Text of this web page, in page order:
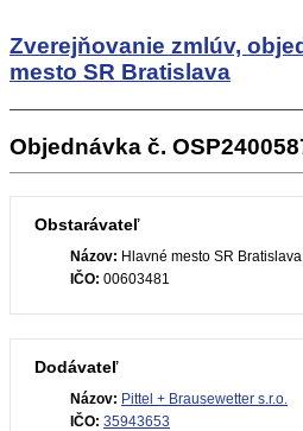
Zverejňovanie zmlúv,
mesto SR Bratislava
Objednávka č.
Obstarávateľ
Názov: Hlavné mesto SR Bratislava
IČO: 00603481
Dodávateľ
Názov: Pittel + Brausewetter s.r.o.
IČO: 35943653